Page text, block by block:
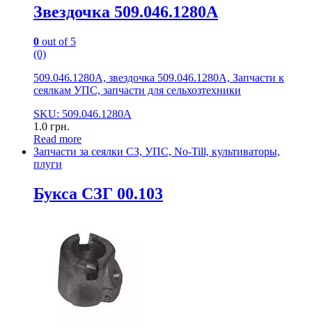
Звездочка 509.046.1280А
0 out of 5
(0)
509.046.1280А, звездочка 509.046.1280А, Запчасти к
сеялкам УПС, запчасти для сельхозтехники
SKU: 509.046.1280А
1.0 грн.
Read more
Запчасти за сеялки СЗ, УПС, No-Till, культиваторы,
плуги
Букса СЗГ 00.103